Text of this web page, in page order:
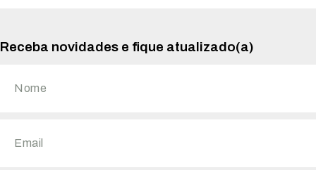
Receba novidades e fique atualizado(a)